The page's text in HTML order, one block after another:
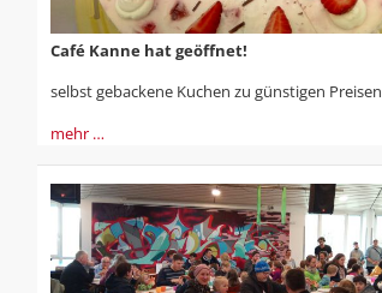
Café Kanne hat geöffnet!
selbst gebackene Kuchen zu günstigen Preisen
mehr …